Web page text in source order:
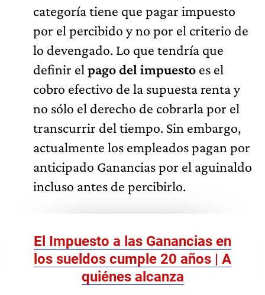
categoría tiene que pagar impuesto
por el percibido y no por el criterio de
lo devengado. Lo que tendría que
definir el pago del impuesto es el
cobro efectivo de la supuesta renta y
no sólo el derecho de cobrarla por el
transcurrir del tiempo. Sin embargo,
actualmente los empleados pagan por
anticipado Ganancias por el aguinaldo
incluso antes de percibirlo.
El Impuesto a las Ganancias en
los sueldos cumple 20 años | A
quiénes alcanza